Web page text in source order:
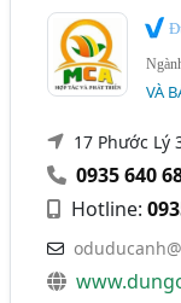
VÀ
17 Phước Lý
0935 640
Hotline: